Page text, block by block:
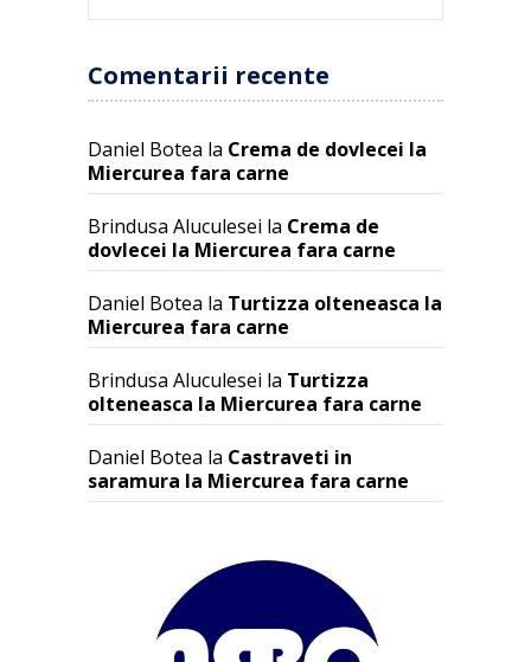
Comentarii recente
Daniel Botea la Crema de dovlecei la
Miercurea fara carne
Brindusa Aluculesei la Crema de
dovlecei la Miercurea fara carne
Daniel Botea la Turtizza olteneasca la
Miercurea fara carne
Brindusa Aluculesei la Turtizza
olteneasca la Miercurea fara carne
Daniel Botea la Castraveti in
saramura la Miercurea fara carne